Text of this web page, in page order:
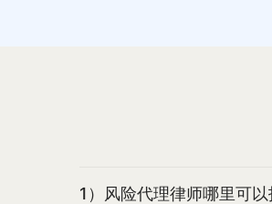
1）风险代理律师哪里可以